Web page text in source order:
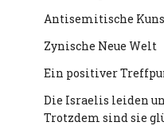
Antisemitische
Zynische Neue Welt
Ein positiver
Die Israelis leiden
Trotzdem sind sie